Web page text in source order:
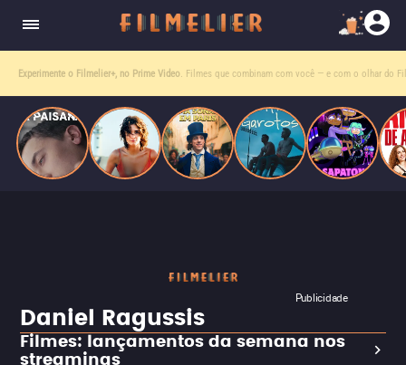
Experimente o Filmelier+, no Prime Video . Filmes que combinam com você — e com o olhar do
Publicidade
Daniel Ragussis
Filmes: lançamentos da semana nos
quando se apaixona por um de seus alvos.